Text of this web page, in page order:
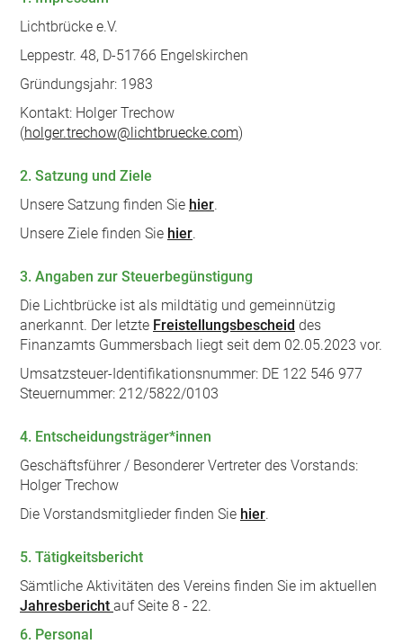
Lichtbrücke e.V.
Leppestr. 48, D-51766 Engelskirchen
Gründungsjahr: 1983
Kontakt: Holger Trechow
(holger.trechow@lichtbruecke.com)
2. Satzung und Ziele
Unsere Satzung finden Sie hier.
Unsere Ziele finden Sie hier.
3. Angaben zur Steuerbegünstigung
Die Lichtbrücke ist als mildtätig und gemeinnützig
anerkannt. Der letzte Freistellungsbescheid des
Finanzamts Gummersbach liegt seit dem 02.05.2023 vor.
Umsatzsteuer-Identifikationsnummer: DE 122 546 977
Steuernummer: 212/5822/0103
4. Entscheidungsträger*innen
Geschäftsführer / Besonderer Vertreter des Vorstands:
Holger Trechow
Die Vorstandsmitglieder finden Sie hier.
5. Tätigkeitsbericht
Sämtliche Aktivitäten des Vereins finden Sie im aktuellen
Jahresbericht auf Seite 8 - 22.
6. Personal